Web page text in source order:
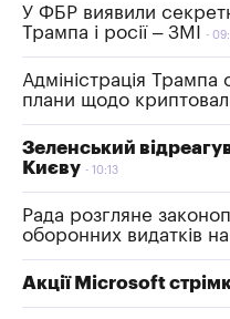
У ФБР виявили
Трампа і росії – ЗМІ
Адміністрація Трампа
плани щодо
Зеленський
Києву
10:13
Рада розгляне
оборонних видатків
Акції Microsoft